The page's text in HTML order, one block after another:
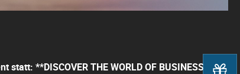
**DISCOVER THE WORLD OF BUSINESS